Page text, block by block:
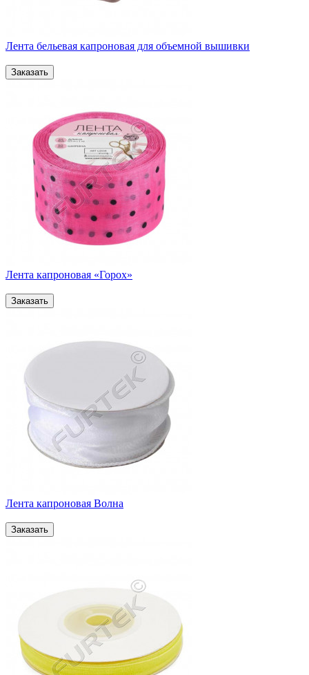
Лента бельевая капроновая для объемной вышивки
Лента капроновая «Горох»
Лента капроновая Волна